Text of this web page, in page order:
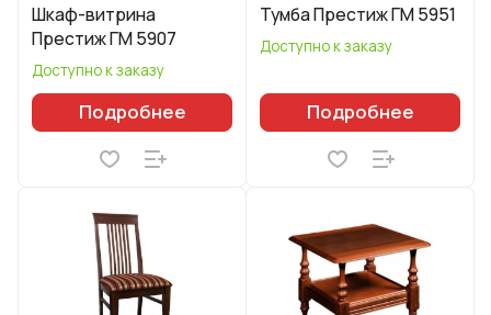
Шкаф-витрина
Престиж ГМ 5907
Доступно к заказу
Подробнее
Тумба Престиж ГМ 5951
Доступно к заказу
Подробнее